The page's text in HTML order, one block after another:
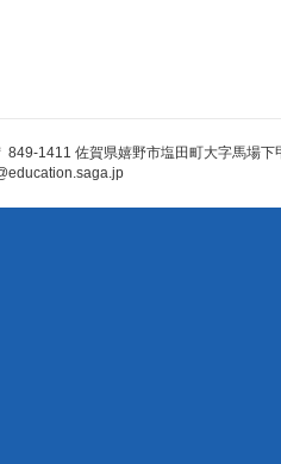
849-1411 佐賀県嬉野市塩田町大字馬